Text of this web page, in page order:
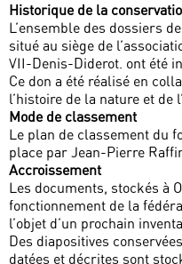
Historique de la
L’ensemble des dossiers
situé au siège de
VII-Denis-Diderot. ont été
Ce don a été réalisé en
l’histoire de la nature et de
Mode de classement
Le plan de classement du
place par Jean-Pierre
Accroissement
Les documents, stockés à
fonctionnement de la
l’objet d’un prochain
Des diapositives
datées et décrites sont